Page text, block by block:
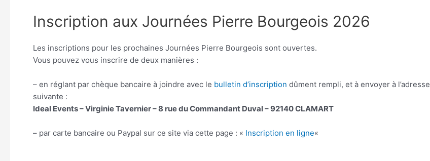
Inscription aux Journées Pierre Bourgeois 2026
Les inscriptions pour les prochaines Journées Pierre Bourgeois sont ouvertes.
Vous pouvez vous inscrire de deux manières :
– en réglant par chèque bancaire à joindre avec le bulletin d’inscription dûment rempli, et à envoyer à l’adresse
suivante :
Ideal Events – Virginie Tavernier – 8 rue du Commandant Duval – 92140 CLAMART
– par carte bancaire ou Paypal sur ce site via cette page : « Inscription en ligne«